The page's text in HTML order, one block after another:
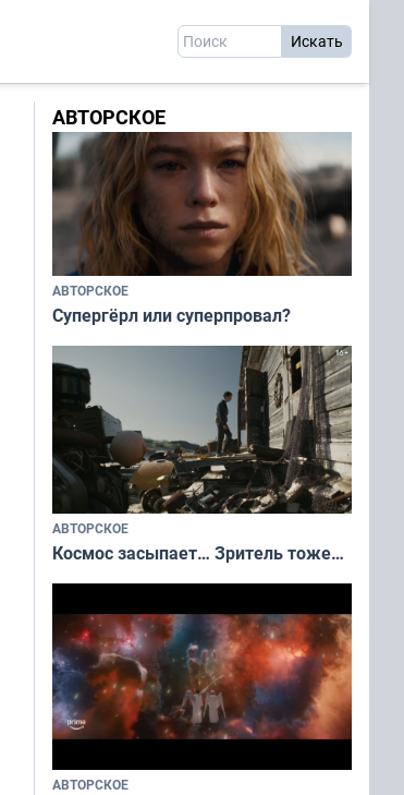
АВТОРСКОЕ
АВТОРСКОЕ
Супергёрл или суперпровал?
АВТОРСКОЕ
Космос засыпает… Зритель тоже…
АВТОРСКОЕ